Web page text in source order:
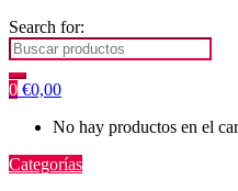
Search for:
0 €0,00
No hay productos en el
Categorías